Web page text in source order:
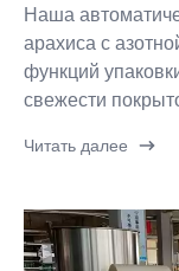
Наша
арахиса с
функций
свежести
Читать далее